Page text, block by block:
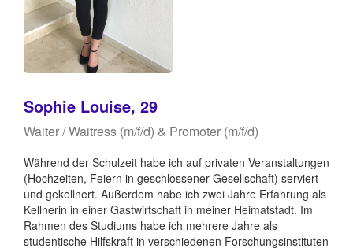
Sophie Louise, 29
Waiter / Waitress (m/f/d) & Promoter (m/f/d)
Während der Schulzeit habe ich auf privaten Veranstaltungen
(Hochzeiten, Feiern in geschlossener Gesellschaft) serviert
und gekellnert. Außerdem habe ich zwei Jahre Erfahrung als
Kellnerin in einer Gastwirtschaft in meiner Heimatstadt. Im
Rahmen des Studiums habe ich mehrere Jahre als
studentische Hilfskraft in verschiedenen Forschungsinstituten